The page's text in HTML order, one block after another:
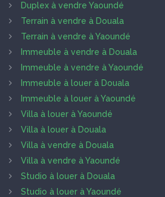
Duplex à vendre Yaoundé
Terrain à vendre à Douala
Terrain à vendre à Yaoundé
Immeuble à vendre à Douala
Immeuble à vendre à Yaoundé
Immeuble à louer à Douala
Immeuble à louer à Yaoundé
Villa à louer à Yaoundé
Villa à louer à Douala
Villa à vendre à Douala
Villa à vendre à Yaoundé
Studio à louer à Douala
Studio à louer à Yaoundé